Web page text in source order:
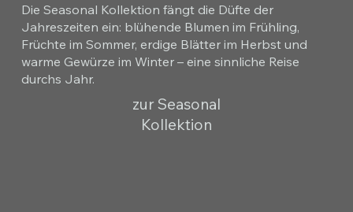
Die Seasonal Kollektion fängt die Düfte der
Jahreszeiten ein: blühende Blumen im Frühling,
Früchte im Sommer, erdige Blätter im Herbst und
warme Gewürze im Winter – eine sinnliche Reise
durchs Jahr.
zur Seasonal
Kollektion